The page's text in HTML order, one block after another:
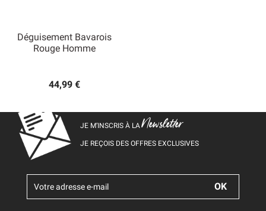
Déguisement Bavarois
Rouge Homme
44,99 €
JE M’INSCRIS À LANewsletter
JE REÇOIS DES OFFRES EXCLUSIVES